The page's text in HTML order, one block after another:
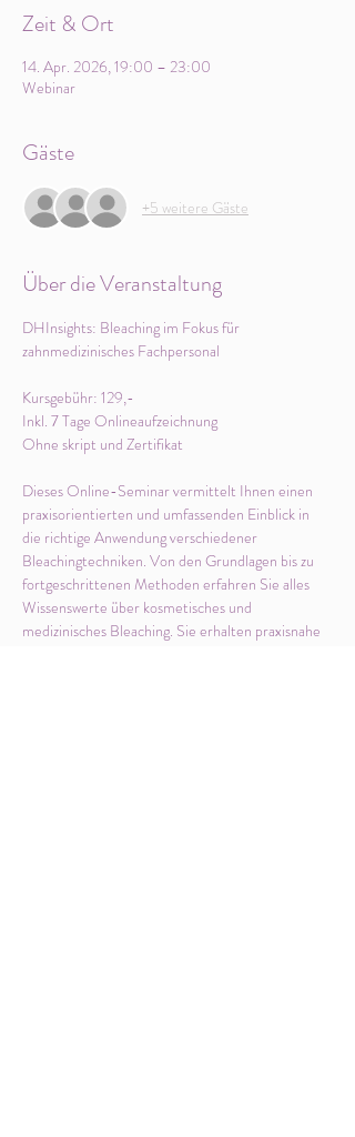
Zeit & Ort
14. Apr. 2026, 19:00 – 23:00
Webinar
Gäste
+5 weitere Gäste
Über die Veranstaltung
DHInsights: Bleaching im Fokus für
zahnmedizinisches Fachpersonal
Kursgebühr: 129,-
Inkl. 7 Tage Onlineaufzeichnung
Ohne skript und Zertifikat
Dieses Online-Seminar vermittelt Ihnen einen
praxisorientierten und umfassenden Einblick in
die richtige Anwendung verschiedener
Bleachingtechniken. Von den Grundlagen bis zu
fortgeschrittenen Methoden erfahren Sie alles
Wissenswerte über kosmetisches und
medizinisches Bleaching. Sie erhalten praxisnahe